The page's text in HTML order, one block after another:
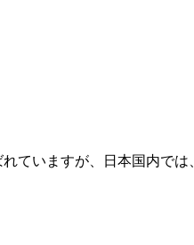
ていますが、日本国内で